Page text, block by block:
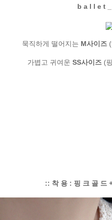
b a l l e t
묵직하게 떨어지는 M사이즈
가볍고 귀여운 SS사이즈 (
:: 착 용 : 핑 크 골 드